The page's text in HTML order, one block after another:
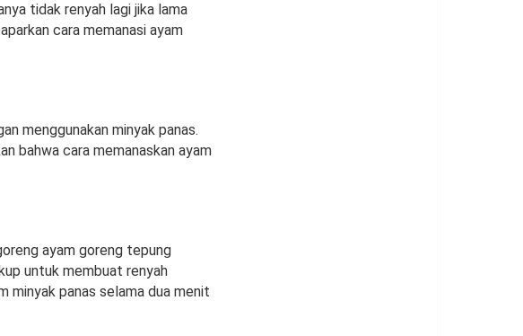
tidak renyah lagi jika lama
cara memanasi ayam
menggunakan minyak panas.
bahwa cara memanaskan ayam
ayam goreng tepung
untuk membuat renyah
minyak panas selama dua menit